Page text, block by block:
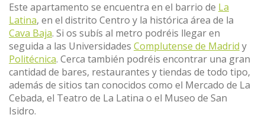
Este apartamento se encuentra en el barrio de La
Latina, en el distrito Centro y la histórica área de la
Cava Baja. Si os subís al metro podréis llegar en
seguida a las Universidades Complutense de Madrid y
Politécnica. Cerca también podréis encontrar una gran
cantidad de bares, restaurantes y tiendas de todo tipo,
además de sitios tan conocidos como el Mercado de La
Cebada, el Teatro de La Latina o el Museo de San
Isidro.